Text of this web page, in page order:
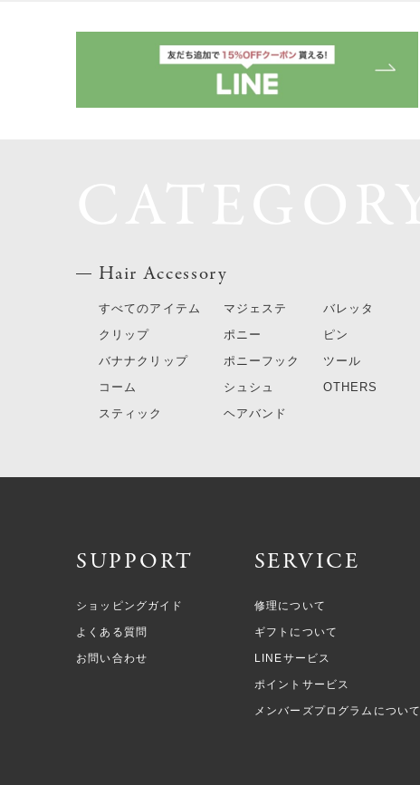
Hair Accessory
すべてのアイテム
クリップ
バナナクリップ
コーム
スティック
マジェステ
ポニー
ポニーフック
シュシュ
ヘアバンド
バレッタ
ピン
ツール
OTHERS
SUPPORT
ショッピングガイド
よくある質問
お問い合わせ
SERVICE
修理について
ギフトについて
LINEサービス
ポイントサービス
メンバーズプログラムについて